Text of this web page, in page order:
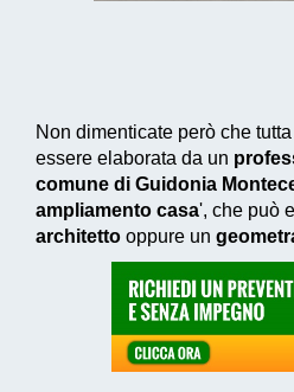
Non dimenticate però che
essere elaborata da un
comune di Guidonia
ampliamento casa', che può
architetto oppure un